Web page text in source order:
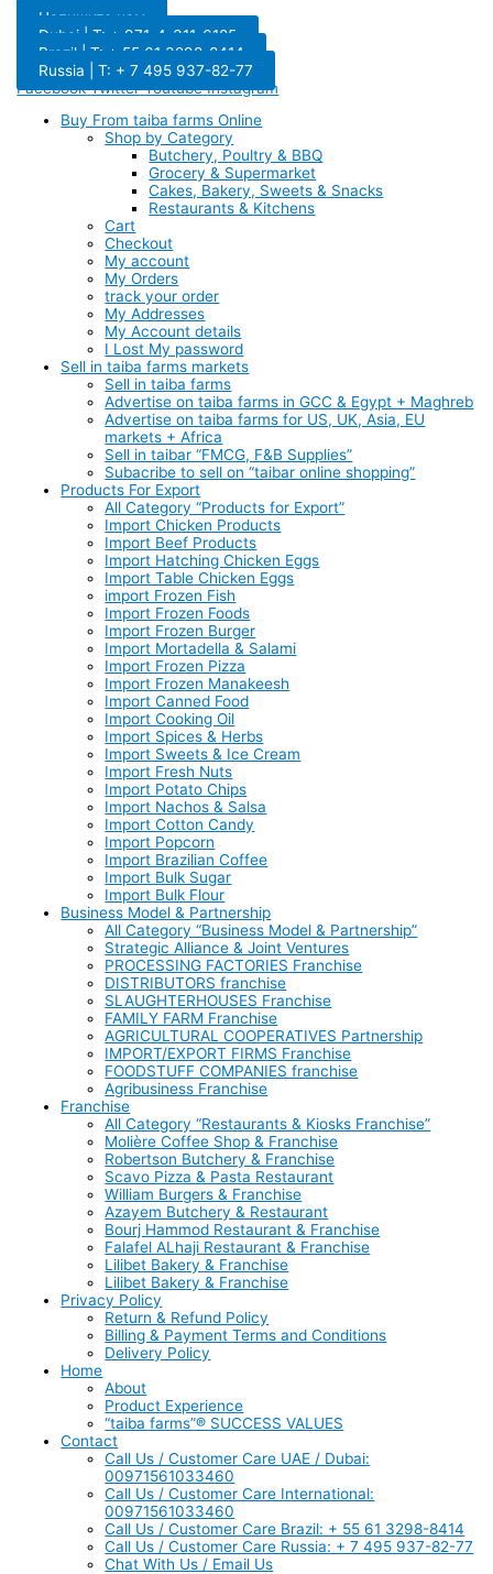
Напишите нам
Dubai | T: + 971-4-311-6185
Brazil | T: + 55 61 3298-8414
Russia | T: + 7 495 937-82-77
Facebook Twitter Youtube Instagram
Buy From taiba farms Online
Shop by Category
Butchery, Poultry & BBQ
Grocery & Supermarket
Cakes, Bakery, Sweets & Snacks
Restaurants & Kitchens
Cart
Checkout
My account
My Orders
track your order
My Addresses
My Account details
I Lost My password
Sell in taiba farms markets
Sell in taiba farms
Advertise on taiba farms in GCC & Egypt + Maghreb
Advertise on taiba farms for US, UK, Asia, EU
markets + Africa
Sell in taibar “FMCG, F&B Supplies”
Subacribe to sell on “taibar online shopping”
Products For Export
All Category “Products for Export”
Import Chicken Products
Import Beef Products
Import Hatching Chicken Eggs
Import Table Chicken Eggs
import Frozen Fish
Import Frozen Foods
Import Frozen Burger
Import Mortadella & Salami
Import Frozen Pizza
Import Frozen Manakeesh
Import Canned Food
Import Cooking Oil
Import Spices & Herbs
Import Sweets & Ice Cream
Import Fresh Nuts
Import Potato Chips
Import Nachos & Salsa
Import Cotton Candy
Import Popcorn
Import Brazilian Coffee
Import Bulk Sugar
Import Bulk Flour
Business Model & Partnership
All Category “Business Model & Partnership”
Strategic Alliance & Joint Ventures
PROCESSING FACTORIES Franchise
DISTRIBUTORS franchise
SLAUGHTERHOUSES Franchise
FAMILY FARM Franchise
AGRICULTURAL COOPERATIVES Partnership
IMPORT/EXPORT FIRMS Franchise
FOODSTUFF COMPANIES franchise
Agribusiness Franchise
Franchise
All Category “Restaurants & Kiosks Franchise”
Molière Coffee Shop & Franchise
Robertson Butchery & Franchise
Scavo Pizza & Pasta Restaurant
William Burgers & Franchise
Azayem Butchery & Restaurant
Bourj Hammod Restaurant & Franchise
Falafel ALhaji Restaurant & Franchise
Lilibet Bakery & Franchise
Lilibet Bakery & Franchise
Privacy Policy
Return & Refund Policy
Billing & Payment Terms and Conditions
Delivery Policy
Home
About
Product Experience
“taiba farms”® SUCCESS VALUES
Contact
Call Us / Customer Care UAE / Dubai:
00971561033460
Call Us / Customer Care International:
00971561033460
Call Us / Customer Care Brazil: + 55 61 3298-8414
Call Us / Customer Care Russia: + 7 495 937-82-77
Chat With Us / Email Us